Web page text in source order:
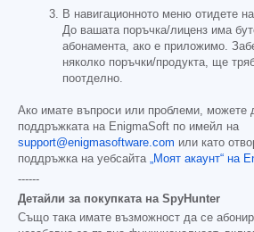
В навигационното меню отидете на
До вашата поръчка/лиценз има
абонамента, ако е приложимо.
няколко поръчки/продукта, ще
поотделно.
Ако имате въпроси или проблеми, можете
поддръжката на EnigmaSoft по имейл на
support@enigmasoftware.com или като
поддръжка на уебсайта
„Моят акаунт“ на
------
Детайли за покупката на SpyHunter
Също така имате възможност да се